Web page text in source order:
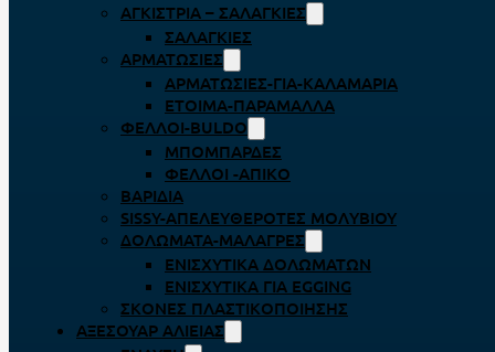
ΑΓΚΊΣΤΡΙΑ – ΣΑΛΑΓΚΙΈΣ
ΣΑΛΑΓΚΙΈΣ
ΑΡΜΑΤΩΣΙΈΣ
ΑΡΜΑΤΩΣΙΈΣ-ΓΙΑ-ΚΑΛΑΜΆΡΙΑ
ΈΤΟΙΜΑ-ΠΑΡΆΜΑΛΛΑ
ΦΕΛΛΟΊ-BULDO
ΜΠΟΜΠΆΡΔΕΣ
ΦΕΛΛΟΊ -ΑΠΊΚΟ
ΒΑΡΊΔΙΑ
SISSY-ΑΠΕΛΕΥΘΕΡΟΤΈΣ ΜΟΛΥΒΙΟΎ
ΔΟΛΏΜΑΤΑ-ΜΑΛΆΓΡΕΣ
ΕΝΙΣΧΥΤΙΚΆ ΔΟΛΩΜΆΤΩΝ
ΕΝΙΣΧΥΤΙΚΆ ΓΙΑ EGGING
ΣΚΌΝΕΣ ΠΛΑΣΤΙΚΟΠΟΊΗΣΗΣ
ΑΞΕΣΟΥΆΡ ΑΛΙΕΊΑΣ